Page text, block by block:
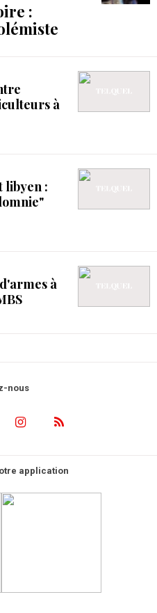
:
à
libyen :
à
nous
application